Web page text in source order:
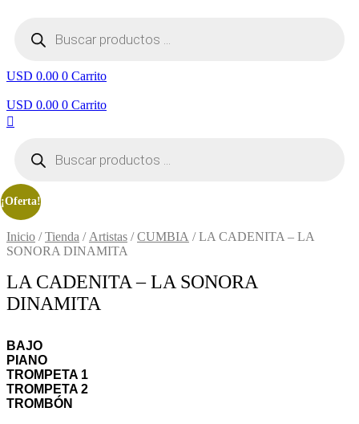
productos
USD 0.00 0 Carrito
USD 0.00 0 Carrito
productos
¡Oferta!
Inicio /Tienda / Artistas /CUMBIA / LA CADENITA – LA
SONORA DINAMITA
LA CADENITA – LA SONORA
DINAMITA
BAJO
PIANO
TROMPETA 1
TROMPETA 2
TROMBÓN